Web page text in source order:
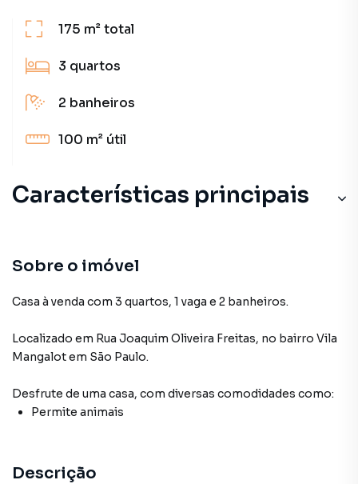
175 m²total
3 quartos
2 banheiros
100 m² útil
Características principais
Sobre o imóvel
Casa à venda com 3 quartos, 1 vaga e 2 banheiros.
Localizado em Rua Joaquim Oliveira Freitas, no bairro Vila
Mangalotem São Paulo.
Desfrute de uma casa, com diversas comodidades como:
Permite animais
Descrição